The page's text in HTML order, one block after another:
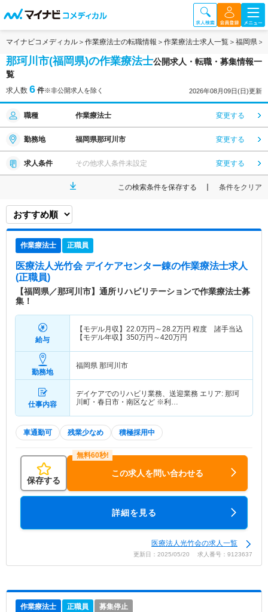
マイナビコメディカル 作業療法士の転職情報 作業療法士求人一覧 福岡県
那珂川市(福岡県)の作業療法士公開求人・転職・募集情報一
覧
求人数 6 件※非公開求人を除く 2026年08月09日(日)更新
職種 作業療法士 変更する
勤務地 福岡県那珂川市 変更する
求人条件 その他求人条件未設定 変更する
この検索条件を保存する 条件をクリア
作業療法士 正職員
医療法人光竹会 デイケアセンター錬の作業療法士求人
(正職員)
【福岡県／那珂川市】通所リハビリテーションで作業療法士募
集！
給与
【モデル月収】 22.0万円～28.2万円 程度 諸手当込
【モデル年収】 350万円～420万円
勤務地
福岡県 那珂川市
仕事内容
デイケアでのリハビリ業務、送迎業務 エリア: 那珂
川町・春日市・南区など ※利…
車通勤可 残業少なめ 積極採用中
保存する
この求人を問い合わせる
詳細を見る
医療法人光竹会の求人一覧
更新日：2025/05/20 求人番号：9123637
作業療法士 正職員 募集停止